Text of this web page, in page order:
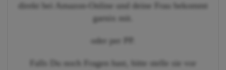
direkt bei Amazon-Online und deine Frau bekommt
garnix mit.
oder per PP.
Falls Du noch Fragen hast, bitte stelle sie vor